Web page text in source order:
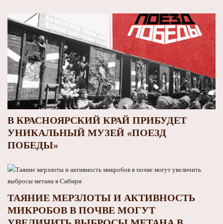
В КРАСНОЯРСКИЙ КРАЙ ПРИБУДЕТ
УНИКАЛЬНЫЙ МУЗЕЙ «ПОЕЗД
ПОБЕДЫ»
ТАЯНИЕ МЕРЗЛОТЫ И АКТИВНОСТЬ
МИКРОБОВ В ПОЧВЕ МОГУТ